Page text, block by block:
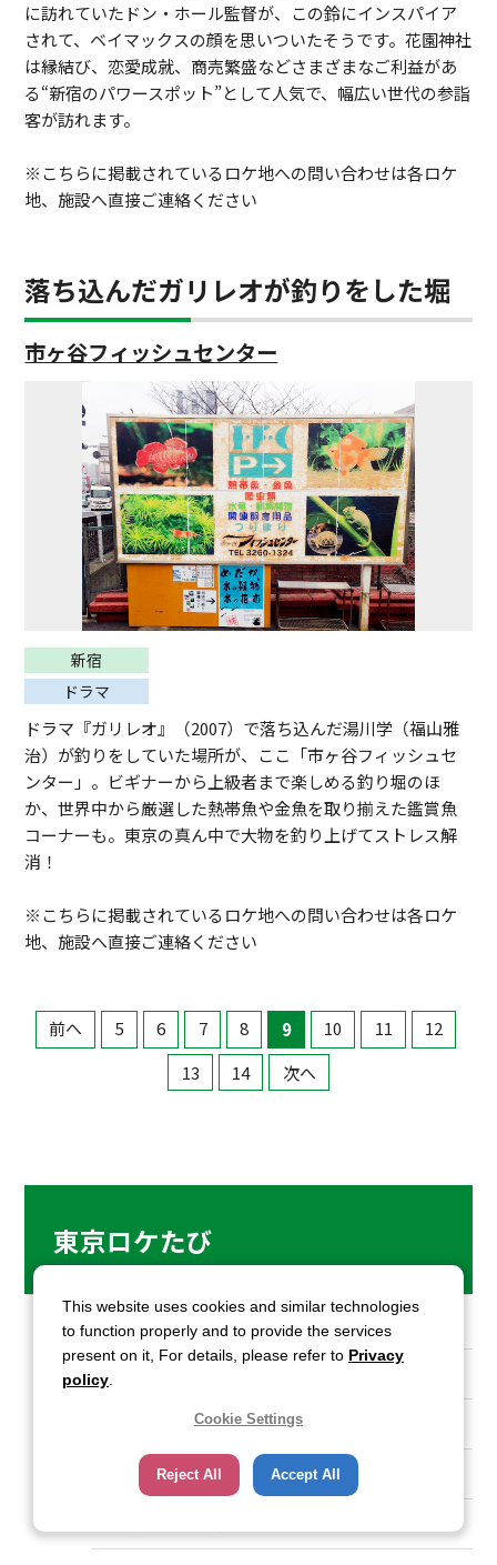
に訪れていたドン・ホール監督が、この鈴にインスパイア
されて、ベイマックスの顔を思いついたそうです。花園神社
は縁結び、恋愛成就、商売繁盛などさまざまなご利益があ
る“新宿のパワースポット”として人気で、幅広い世代の参詣
客が訪れます。
※こちらに掲載されているロケ地への問い合わせは各ロケ
地、施設へ直接ご連絡ください
落ち込んだガリレオが釣りをした堀
市ヶ谷フィッシュセンター
新宿
ドラマ
ドラマ『ガリレオ』（2007）で落ち込んだ湯川学（福山雅
治）が釣りをしていた場所が、ここ「市ヶ谷フィッシュセ
ンター」。ビギナーから上級者まで楽しめる釣り堀のほ
か、世界中から厳選した熱帯魚や金魚を取り揃えた鑑賞魚
コーナーも。東京の真ん中で大物を釣り上げてストレス解
消！
※こちらに掲載されているロケ地への問い合わせは各ロケ
地、施設へ直接ご連絡ください
前へ 5 6 7 8 9 10 11
12
13
14 次へ
東京ロケたび
ロケ地情報一覧ページ
エリアから探す
ジャンルから探す
おすすめコース
This website uses cookies and similar technologies
to function properly and to provide the services
present on it, For details, please refer to Privacy
policy
Cookie Settings
Reject All Accept All